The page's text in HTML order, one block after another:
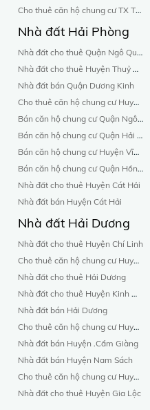
Cho thuê căn hộ chung cư TX Thủ Dầu Một
Nhà đất Hải Phòng
Nhà đất cho thuê Quận Ngô Quyền
Nhà đất cho thuê Huyện Thuỷ Nguyên
Nhà đất bán Quận Dương Kinh
Cho thuê căn hộ chung cư Huyện An Dương
Bán căn hộ chung cư Quận Ngô Quyền
Bán căn hộ chung cư Quận Hải An
Bán căn hộ chung cư Huyện Vĩnh Bảo
Bán căn hộ chung cư Quận Hồng Bàng
Nhà đất cho thuê Huyện Cát Hải
Nhà đất bán Huyện Cát Hải
Nhà đất Hải Dương
Nhà đất cho thuê Huyện Chí Linh
Cho thuê căn hộ chung cư Huyện Ninh Giang
Nhà đất cho thuê Hải Dương
Nhà đất cho thuê Huyện Kinh Môn
Nhà đất bán Hải Dương
Cho thuê căn hộ chung cư Huyện Kinh Môn
Nhà đất bán Huyện .Cẩm Giàng
Nhà đất bán Huyện Nam Sách
Cho thuê căn hộ chung cư Huyện Nam Sách
Nhà đất cho thuê Huyện Gia Lộc